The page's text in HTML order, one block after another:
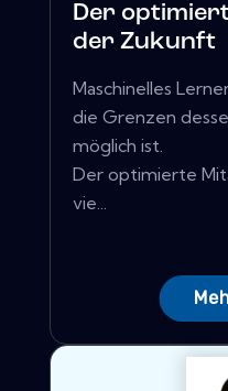
Der
der Zukunft
Maschinelles
die Grenzen
möglich ist.
Der optimierte
vie...